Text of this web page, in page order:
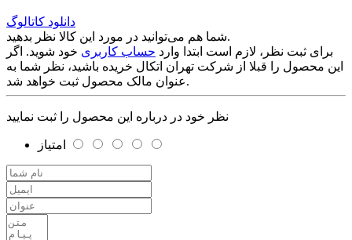
دانلود کاتالوگ
شما هم می‌توانید در مورد این کالا نظر بدهید.
برای ثبت نظر، لازم است ابتدا وارد حساب کاربری خود شوید. اگر
این محصول را قبلا از شرکت تهران اتکال خریده باشید، نظر شما به
عنوان مالک محصول ثبت خواهد شد.
نظر خود در درباره این محصول را ثبت نمایید
امتیاز